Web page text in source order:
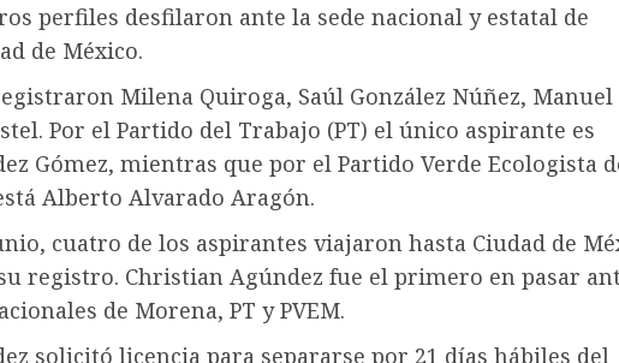
perfiles desfilaron ante la sede nacional y estatal de
de México.
Milena Quiroga, Saúl González Núñez, Manuel
Por el Partido del Trabajo (PT) el único aspirante es
Gómez, mientras que por el Partido Verde Ecologista
Alberto Alvarado Aragón.
cuatro de los aspirantes viajaron hasta Ciudad de
registro. Christian Agúndez fue el primero en pasar
de Morena, PT y PVEM.
solicitó licencia para separarse por 21 días hábiles del